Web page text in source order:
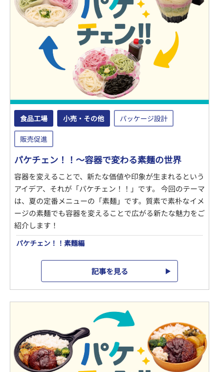
食品工場 小売・その他 パッケージ設計
販売促進
パケチェン！！～容器で変わる素麺の世界
容器を変えることで、新たな価値や印象が生まれるという
アイデア、それが「パケチェン！！」です。 今回のテーマ
は、夏の定番メニューの「素麺」です。質素で素朴なイメ
ージの素麺でも容器を変えることで広がる新たな魅力をご
紹介します！
パケチェン！！素麵編
記事を見る